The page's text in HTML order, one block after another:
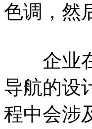
色调，然
企业在
导航的设
程中会涉